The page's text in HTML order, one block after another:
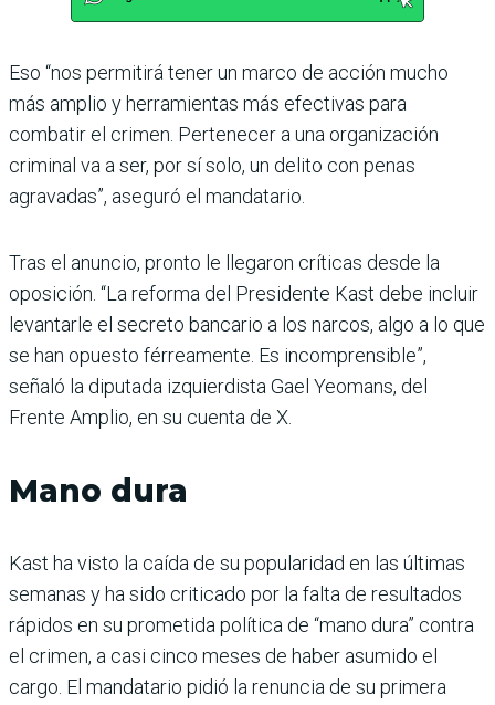
Eso “nos permitirá tener un marco de acción mucho
más amplio y herramientas más efectivas para
combatir el crimen. Pertenecer a una organización
criminal va a ser, por sí solo, un delito con penas
agravadas”, aseguró el mandatario.
Tras el anuncio, pronto le llegaron críticas desde la
oposición. “La reforma del Presidente Kast debe incluir
levantarle el secreto bancario a los narcos, algo a lo que
se han opuesto férreamente. Es incomprensible”,
señaló la diputada izquierdista Gael Yeomans, del
Frente Amplio, en su cuenta de X.
Mano dura
Kast ha visto la caída de su popularidad en las últimas
semanas y ha sido criticado por la falta de resultados
rápidos en su prometida política de “mano dura” contra
el crimen, a casi cinco meses de haber asumido el
cargo. El mandatario pidió la renuncia de su primera